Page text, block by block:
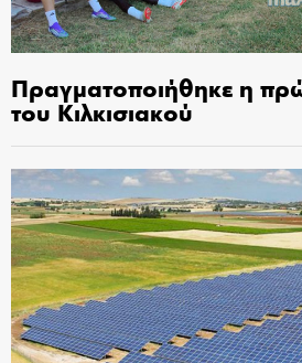
Πραγματοποιήθηκε η
του Κιλκισιακού